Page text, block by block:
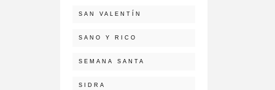
SAN VALENTÍN
SANO Y RICO
SEMANA SANTA
SIDRA